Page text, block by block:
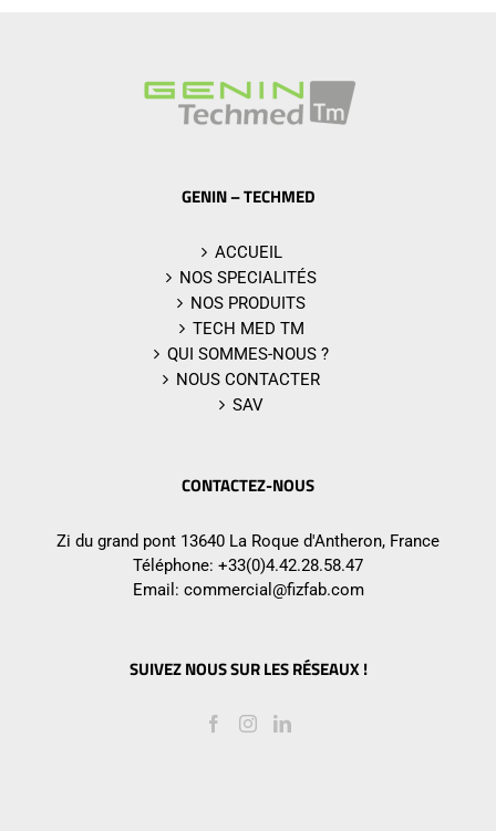
GENIN – TECHMED
ACCUEIL
NOS SPECIALITÉS
NOS PRODUITS
TECH MED TM
QUI SOMMES-NOUS ?
NOUS CONTACTER
SAV
CONTACTEZ-NOUS
Zi du grand pont 13640 La Roque d'Antheron, France
Téléphone: +33(0)4.42.28.58.47
Email: commercial@fizfab.com
SUIVEZ NOUS SUR LES RÉSEAUX !